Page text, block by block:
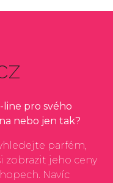
pro svého
nebo jen tak?
parfém,
zobrazit jeho ceny
Navíc